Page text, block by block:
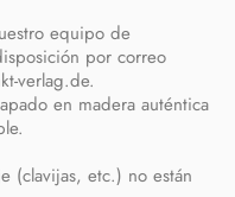
equipo de
por correo
verlag.de.
en madera auténtica
(clavijas, etc.) no están